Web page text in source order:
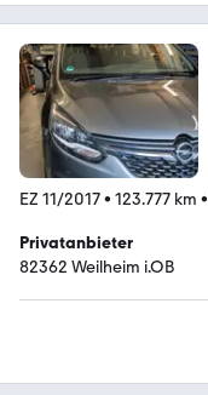
EZ 11/2017• 123.777 km •
Privatanbieter
82362 Weilheim i.OB